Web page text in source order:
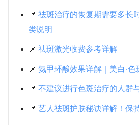
📌 祛斑治疗的恢复期需要多长
类说明
📌 祛斑激光收费参考详解
📌 氨甲环酸效果详解｜美白·色
📌 不建议进行色斑治疗的人群
📌 艺人祛斑护肤秘诀详解！保